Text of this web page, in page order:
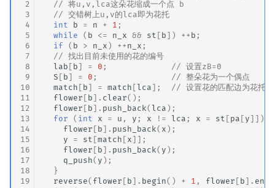
2
3
4
5
6
7
8
9
10
11
12
13
14
15
16
17
18
19
// 将u,v,lca这朵花缩成一个点 b
// 交错树上u,v的lca即为花托
int
b = n + 1 ;
while
( b <= n_x && st [ b ]) ++ b ;
if
( b > n_x ) ++ n_x ;
// 找出目前未使用的花的编号
lab [ b ] = 0 ;
// 设置zB=0
S [ b ] = 0 ;
// 整朵花为一个偶点
match [ b ] = match [lca ];
// 设置花的匹配边为花托的
flower [ b ]. clear();
flower [ b ]. push_back(lca );
for
( int x = u , y ; x != lca ; x = st [ pa [ y ]])
flower [ b ]. push_back( x );
y
= st [match [ x ]];
flower [ b ]. push_back( y );
q_push( y );
}
reverse( flower [ b ]. begin() + 1 , flower [ b ]. end